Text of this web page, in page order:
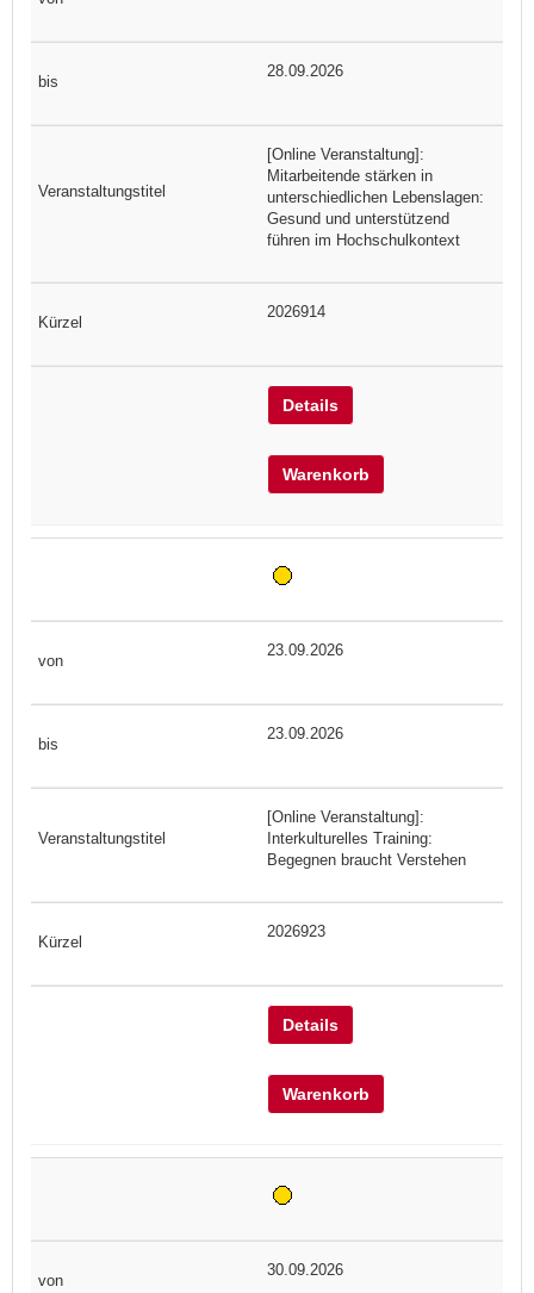
28.09.2026
[Online Veranstaltung]:
Mitarbeitende stärken in
unterschiedlichen Lebenslagen:
Gesund und unterstützend
führen im Hochschulkontext
2026914
Details
Warenkorb
23.09.2026
23.09.2026
[Online Veranstaltung]:
Interkulturelles Training:
Begegnen braucht Verstehen
2026923
Details
Warenkorb
30.09.2026